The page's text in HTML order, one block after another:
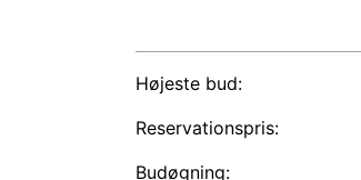
Højeste bud:
Reservationspris:
Budøgning: